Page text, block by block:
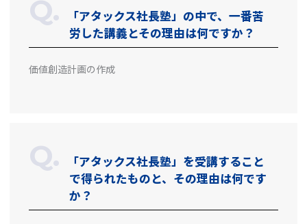
「アタックス社長塾」の中で、一番苦
労した講義とその理由は何ですか？
価値創造計画の作成
「アタックス社長塾」を受講すること
で得られたものと、その理由は何です
か？